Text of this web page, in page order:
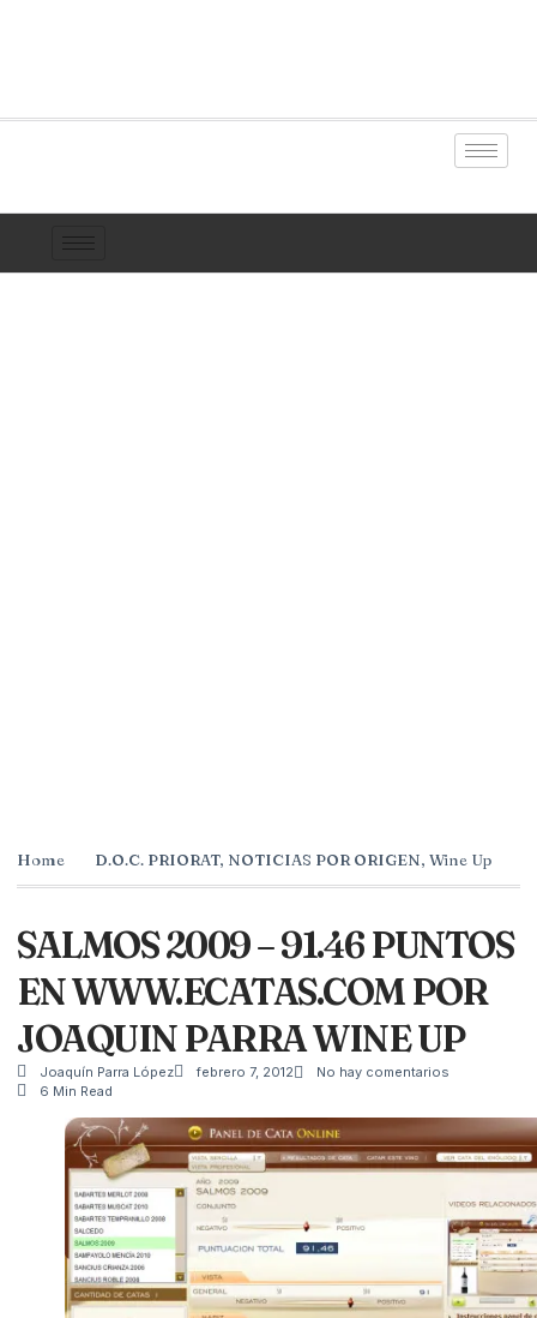
Home D.O.C. PRIORAT, NOTICIAS POR ORIGEN, Wine Up
SALMOS 2009 – 91.46 PUNTOS
EN WWW.ECATAS.COM POR
JOAQUIN PARRA WINE UP
Joaquín Parra López febrero 7, 2012
No hay comentarios
6 Min Read